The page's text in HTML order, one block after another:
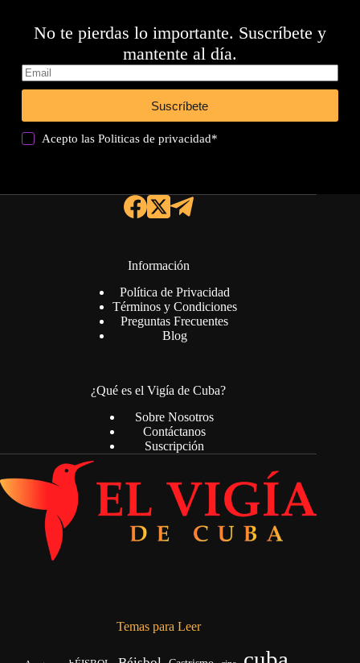
No te pierdas lo importante. Suscríbete y
mantente al día.
Suscríbete
Acepto lasPoliticas de privacidad*
Información
Política de Privacidad
Términos y Condiciones
Preguntas Frecuentes
Blog
¿Qué es el Vigía de Cuba?
Sobre Nosotros
Contáctanos
Suscripción
Temas para Leer